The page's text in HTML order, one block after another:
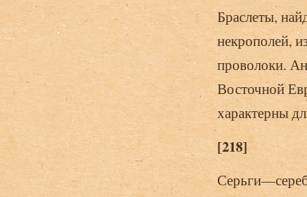
Браслеты,
некрополей,
проволоки.
Восточной
характерны
[218]